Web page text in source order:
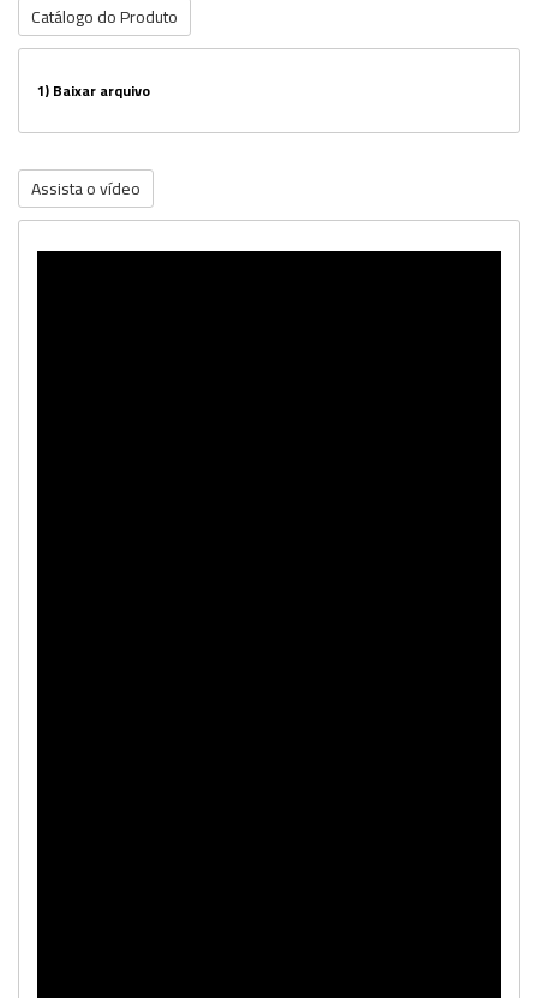
Catálogo do Produto
1)Baixar arquivo
Assista o vídeo